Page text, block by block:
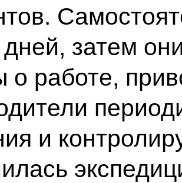
затем
о работе,
и